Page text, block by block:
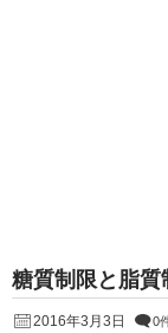
糖質制限と脂
2016年3月3日 0